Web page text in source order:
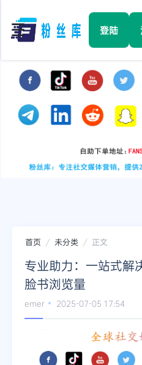
☰ 登陆
首页 未分类 正文
专业助力：一站式解
脸书浏览量
emer 2025-07-05 17:54